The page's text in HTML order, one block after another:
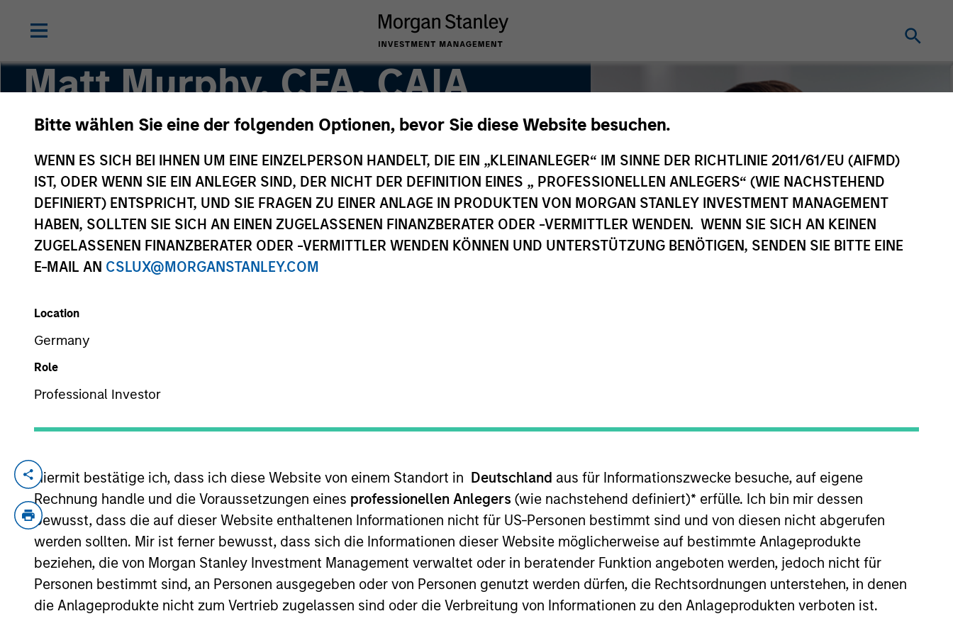
Bitte wählen Sie eine der folgenden Optionen, bevor Sie diese Website besuchen.
WENN ES SICH BEI IHNEN UM EINE EINZELPERSON HANDELT, DIE EIN „KLEINANLEGER“ IM SINNE DER RICHTLINIE 2011/61/EU (AIFMD)
IST, ODER WENN SIE EIN ANLEGER SIND, DER NICHT DER DEFINITION EINES „ PROFESSIONELLEN ANLEGERS“ (WIE NACHSTEHEND
DEFINIERT) ENTSPRICHT, UND SIE FRAGEN ZU EINER ANLAGE IN PRODUKTEN VON MORGAN STANLEY INVESTMENT MANAGEMENT
HABEN, SOLLTEN SIE SICH AN EINEN ZUGELASSENEN FINANZBERATER ODER -VERMITTLER WENDEN. WENN SIE SICH AN KEINEN
ZUGELASSENEN FINANZBERATER ODER -VERMITTLER WENDEN KÖNNEN UND UNTERSTÜTZUNG BENÖTIGEN, SENDEN SIE BITTE EINE
E-MAIL AN CSLUX@MORGANSTANLEY.COM
Location
Germany
Role
Professional Investor
Hiermit bestätige ich, dass ich diese Website von einem Standort in Deutschland aus für Informationszwecke besuche, auf eigene
Rechnung handle und die Voraussetzungen eines professionellen Anlegers (wie nachstehend definiert)* erfülle. Ich bin mir dessen
bewusst, dass die auf dieser Website enthaltenen Informationen nicht für US-Personen bestimmt sind und von diesen nicht abgerufen
werden sollten. Mir ist ferner bewusst, dass sich die Informationen dieser Website möglicherweise auf bestimmte Anlageprodukte
beziehen, die von Morgan Stanley Investment Management verwaltet oder in beratender Funktion angeboten werden, jedoch nicht für
Personen bestimmt sind, an Personen ausgegeben oder von Personen genutzt werden dürfen, die Rechtsordnungen unterstehen, in denen
die Anlageprodukte nicht zum Vertrieb zugelassen sind oder die Verbreitung von Informationen zu den Anlageprodukten verboten ist.
Matt Murphy, CFA, CAIA
Managing Director
YEARS OF INDUSTRY EXPERIENCE
24 Years
Matthew Murphy is an institutional portfolio manager on the Emerging Markets team. He is responsible for covering global
economic, political, and capital markets research. He serves as a resource for existing and prospective clients, representing the
group’s managed strategies and presenting the team’s views on macroeconomic and political developments across the world.
Matt also contributes to business development initiatives, promoting existing products and building new offerings. He joined
Eaton Vance in 2011. Morgan Stanley acquired Eaton Vance in March 2021. Matt began his career in the investment industry in
2002. Before joining Eaton Vance, he was affiliated with Cambridge Associates, LLC. He also served as a merger and acquisitions
advisor with Matrix Capital Markets Group, Inc. Matt earned a B.S. from the University of Richmond. He is a member of the CFA
Society Boston and holds the Chartered Financial Analyst designation. He also holds the Chartered Alternative Investment